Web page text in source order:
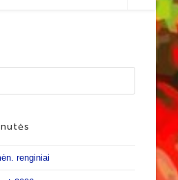
renginiai